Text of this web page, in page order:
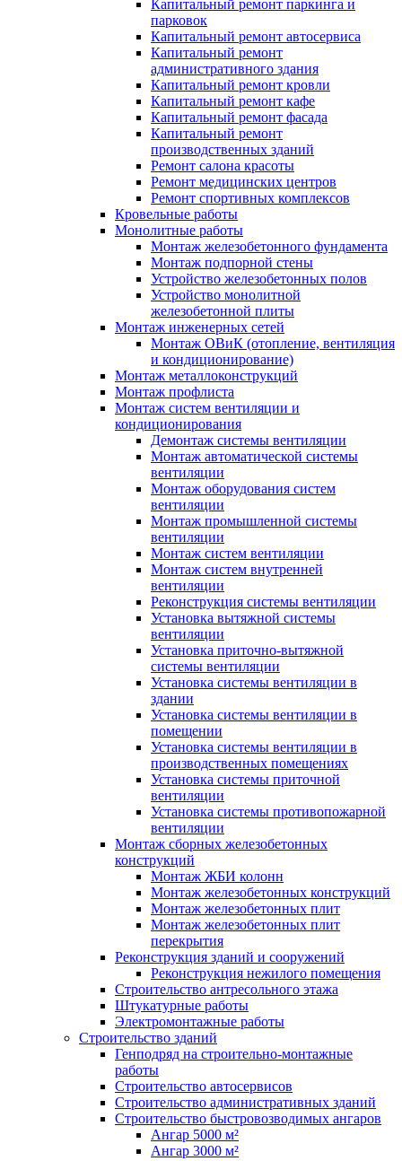
Капитальный ремонт паркинга и
парковок
Капитальный ремонт автосервиса
Капитальный ремонт
административного здания
Капитальный ремонт кровли
Капитальный ремонт кафе
Капитальный ремонт фасада
Капитальный ремонт
производственных зданий
Ремонт салона красоты
Ремонт медицинских центров
Ремонт спортивных комплексов
Кровельные работы
Монолитные работы
Монтаж железобетонного фундамента
Монтаж подпорной стены
Устройство железобетонных полов
Устройство монолитной
железобетонной плиты
Монтаж инженерных сетей
Монтаж ОВиК (отопление, вентиляция
и кондиционирование)
Монтаж металлоконструкций
Монтаж профлиста
Монтаж систем вентиляции и
кондиционирования
Демонтаж системы вентиляции
Монтаж автоматической системы
вентиляции
Монтаж оборудования систем
вентиляции
Монтаж промышленной системы
вентиляции
Монтаж систем вентиляции
Монтаж систем внутренней
вентиляции
Реконструкция системы вентиляции
Установка вытяжной системы
вентиляции
Установка приточно-вытяжной
системы вентиляции
Установка системы вентиляции в
здании
Установка системы вентиляции в
помещении
Установка системы вентиляции в
производственных помещениях
Установка системы приточной
вентиляции
Установка системы противопожарной
вентиляции
Монтаж сборных железобетонных
конструкций
Монтаж ЖБИ колонн
Монтаж железобетонных конструкций
Монтаж железобетонных плит
Монтаж железобетонных плит
перекрытия
Реконструкция зданий и сооружений
Реконструкция нежилого помещения
Строительство антресольного этажа
Штукатурные работы
Электромонтажные работы
Строительство зданий
Генподряд на строительно-монтажные
работы
Строительство автосервисов
Строительство административных зданий
Строительство быстровозводимых ангаров
Ангар 5000 м²
Ангар 3000 м²